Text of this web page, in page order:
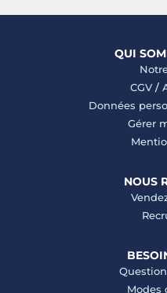
QUI
CGV/
Données
Gérer
NOUS
Modes